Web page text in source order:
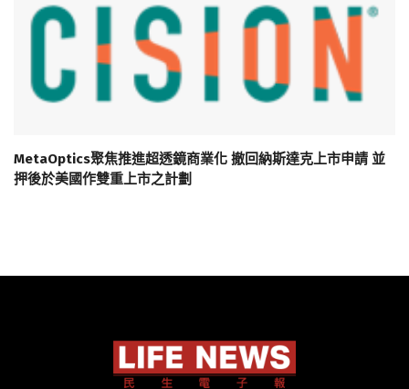
MetaOptics聚焦推進超透鏡商業化 撤回納斯達克上市申請 並
押後於美國作雙重上市之計劃